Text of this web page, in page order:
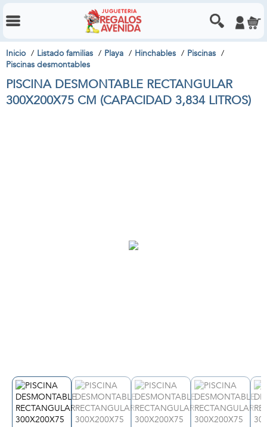
Inicio Listado familias Playa Hinchables
Piscinas
Piscinas desmontables
PISCINA DESMONTABLE RECTANGULAR
300X200X75 CM (CAPACIDAD 3,834 LITROS)